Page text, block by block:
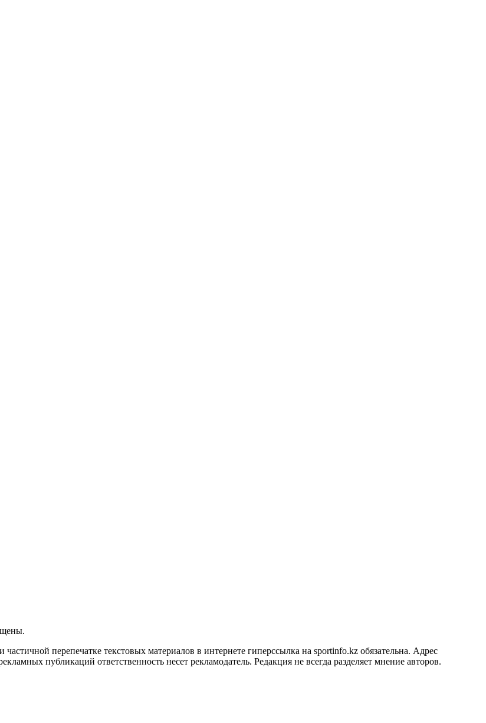
перепечатке текстовых материалов в интернете гиперссылка на sportinfo.kz обязательна. Адрес
публикаций ответственность несет рекламодатель. Редакция не всегда разделяет мнение авторов.